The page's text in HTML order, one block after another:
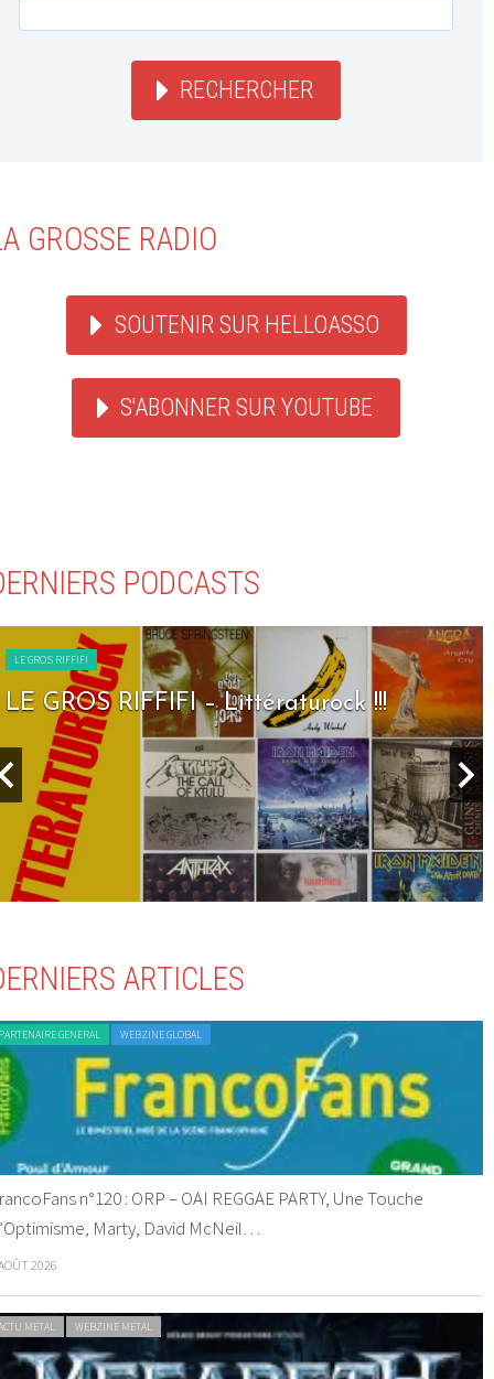
RECHERCHER
GROSSE RADIO
SOUTENIR SUR HELLOASSO
S'ABONNER SUR YOUTUBE
PODCASTS
LE GROS RIFFIFI
LE GROS RIFFIFI – Littératurock !!!
ARTICLES
GENERAL WEBZINE GLOBAL
n°120 : ORP – OAI REGGAE PARTY, Une Touche
Marty, David McNeil…
2026
METAL WEBZINE METAL